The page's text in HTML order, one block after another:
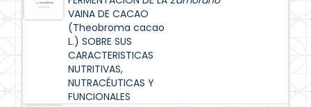
VAINA DE CACAO
(Theobroma cacao
L.) SOBRE SUS
CARACTERISTICAS
NUTRITIVAS,
NUTRACÉUTICAS Y
FUNCIONALES